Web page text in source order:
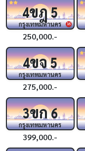
16
4ขฎ5
กรุงเทพมหานคร
250,000.-
4ขจ5
กรุงเทพมหานคร
275,000.-
3ขก6
กรุงเทพมหานคร
399,000.-